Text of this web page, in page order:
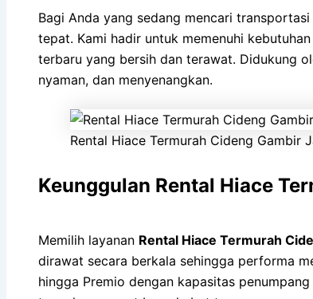
Bagi Anda yang sedang mencari
tepat. Kami hadir untuk memenuhi
terbaru yang bersih dan terawat. Didukung
nyaman, dan menyenangkan.
Rental Hiace Termurah Cideng Gambir
Keunggulan Rental Hiace
Memilih layanan Rental Hiace Termurah
dirawat secara berkala sehingga performa
hingga Premio dengan kapasitas